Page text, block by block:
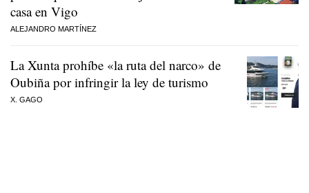
casa en Vigo
ALEJANDRO MARTÍNEZ
La Xunta prohíbe «la ruta del narco» de
Oubiña por infringir la ley de turismo
X. GAGO